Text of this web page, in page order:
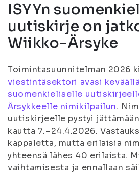
ISYYn
uutiskirje on
Wiikko-Ärsyke
Toimintasuunnitelman 2026
viestintäsektori avasi keväällä
suomenkieliselle
Ärsykkeelle nimikilpailun.
uutiskirjeelle pystyi
kautta 7.–24.4.2026.
kappaletta, mutta erilaisia
yhteensä lähes 40 erilaista.
vaihtamisesta ja ennallaan